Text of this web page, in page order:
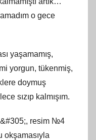
o gece
yaşamamış,
yorgun, tükenmiş,
doymuş
sızıp kalmışım.
resim №4
okşamasıyla